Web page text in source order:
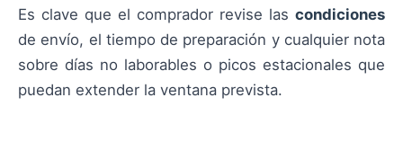
Es clave que el comprador revise las condiciones
de envío, el tiempo de preparación y cualquier nota
sobre días no laborables o picos estacionales que
puedan extender la ventana prevista.